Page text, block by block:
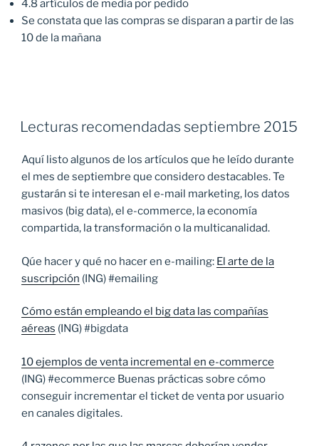
4.8 artículos de media por pedido
Se constata que las compras se disparan a partir de las
10 de la mañana
Lecturas recomendadas septiembre 2015
Aquí listo algunos de los artículos que he leído durante
el mes de septiembre que considero destacables. Te
gustarán si te interesan el e-mail marketing, los datos
masivos (big data), el e-commerce, la economía
compartida, la transformación o la multicanalidad.
Qúe hacer y qué no hacer en e-mailing: El arte de la
suscripción (ING) #emailing
Cómo están empleando el big data las compañías
aéreas (ING) #bigdata
10 ejemplos de venta incremental en e-commerce
(ING) #ecommerce Buenas prácticas sobre cómo
conseguir incrementar el ticket de venta por usuario
en canales digitales.